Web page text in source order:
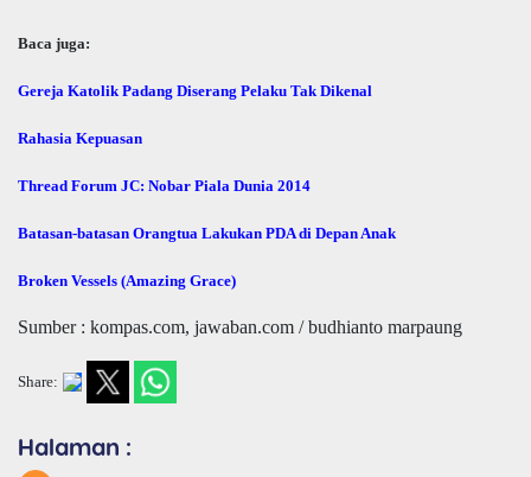
Baca juga:
Gereja Katolik Padang Diserang Pelaku Tak Dikenal
Rahasia Kepuasan
Thread Forum JC: Nobar Piala Dunia 2014
Batasan-batasan Orangtua Lakukan PDA di Depan Anak
Broken Vessels (Amazing Grace)
Sumber : kompas.com, jawaban.com / budhianto marpaung
Share:
Halaman :